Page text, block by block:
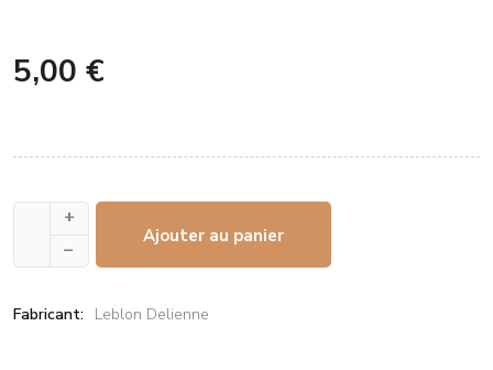
5,00 €
+
–
Ajouter au panier
Fabricant: Leblon Delienne